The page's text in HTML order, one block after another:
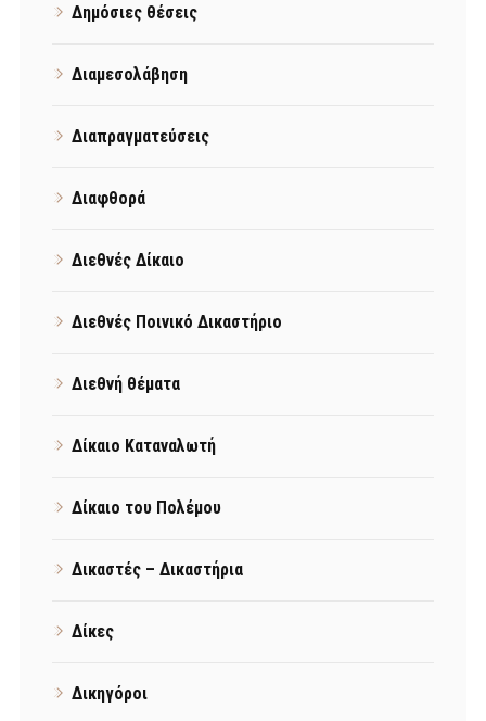
Δημόσιες θέσεις
Διαμεσολάβηση
Διαπραγματεύσεις
Διαφθορά
Διεθνές Δίκαιο
Διεθνές Ποινικό Δικαστήριο
Διεθνή θέματα
Δίκαιο Καταναλωτή
Δίκαιο του Πολέμου
Δικαστές – Δικαστήρια
Δίκες
Δικηγόροι